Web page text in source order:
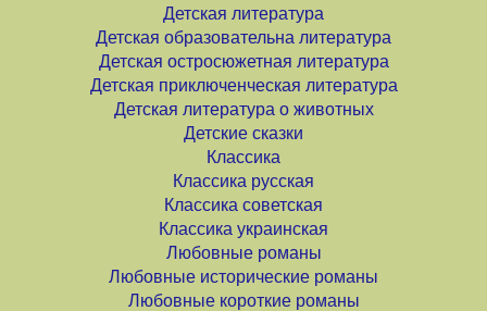
Детская литература
Детская образовательна литература
Детская остросюжетная литература
Детская приключенческая литература
Детская литература о животных
Детские сказки
Классика
Классика русская
Классика советская
Классика украинская
Любовные романы
Любовные исторические романы
Любовные короткие романы